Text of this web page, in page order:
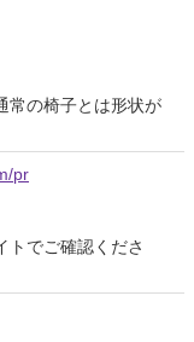
常の椅子とは形状が
pr
でご確認くださ